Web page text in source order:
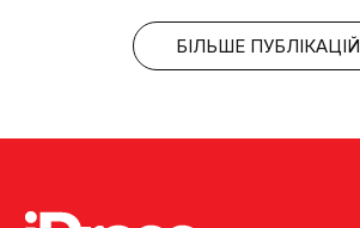
БІЛЬШЕ ПУБЛІКАЦІЙ